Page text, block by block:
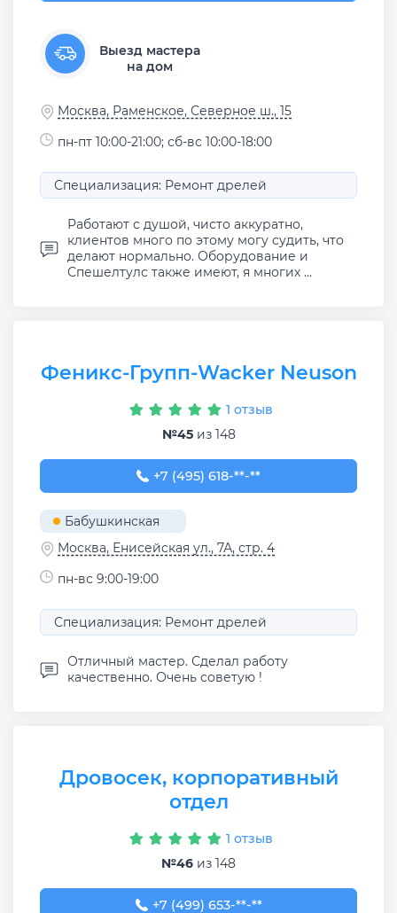
Выезд мастера
на дом
Москва, Раменское, Северное ш., 15
пн-пт 10:00-21:00; сб-вс 10:00-18:00
Специализация: Ремонт дрелей
Работают с душой, чисто аккуратно,
клиентов много по этому могу судить, что
делают нормально. Оборудование и
Спешелтулс также имеют, я многих ...
Феникс-Групп-Wacker Neuson
1 отзыв
№45из 148
+7 (495) 618-85-40
+7 (495) 618-**-**
Бабушкинская
Москва, Енисейская ул., 7А, стр. 4
пн-вс 9:00-19:00
Специализация: Ремонт дрелей
Отличный мастер. Сделал работу
качественно. Очень советую !
Дровосек, корпоративный
отдел
1 отзыв
№46 из 148
+7 (499) 653-02-33
+7 (499) 653-**-**